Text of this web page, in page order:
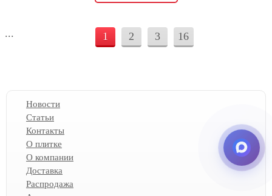
1 2 3
... 16
Новости
Статьи
Контакты
О плитке
О компании
Доставка
Распродажа